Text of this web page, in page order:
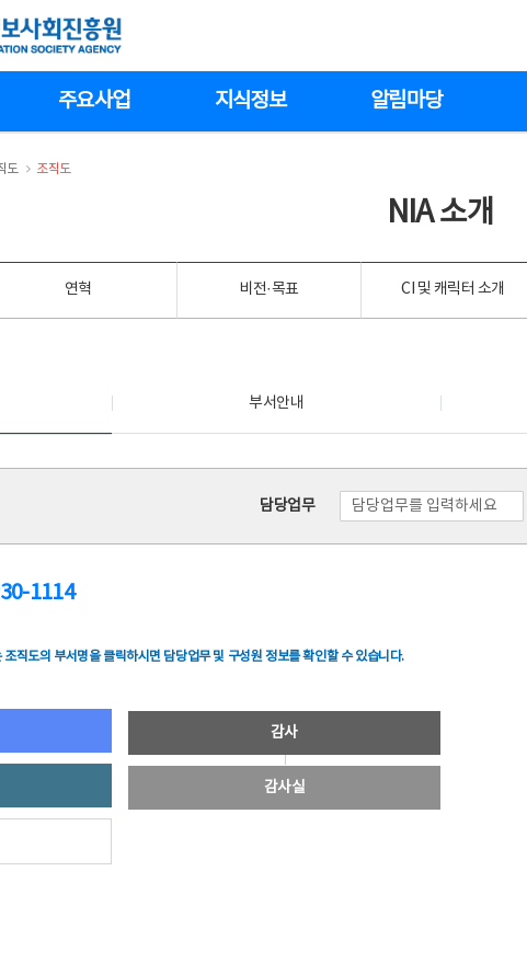
주요사업 지식정보 알림마당
도 >
조직도
NIA 소개
연혁 비전·목표 CI 및 캐릭터 소개
부서안내
담당업무
1114
직도의 부서명을 클릭하시면 담당업무 및 구성원 정보를 확인할 수 있습니다.
감사
감사실